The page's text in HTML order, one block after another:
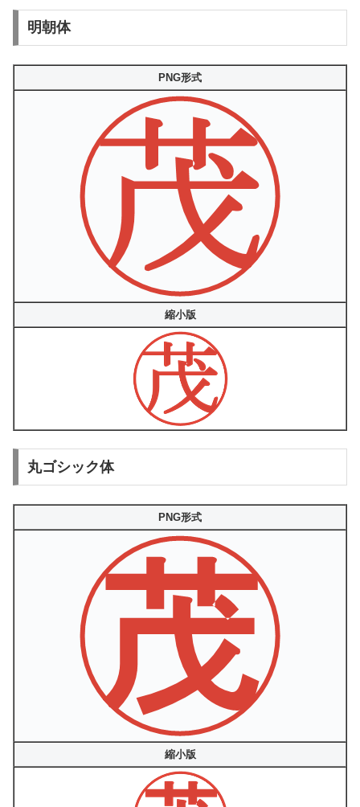
明朝体
PNG形式
縮小版
丸ゴシック体
PNG形式
縮小版